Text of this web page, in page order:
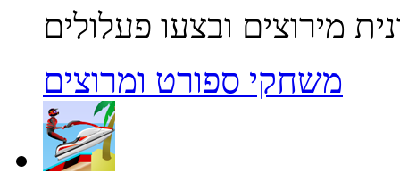
משחקי ספורט ומרוצים